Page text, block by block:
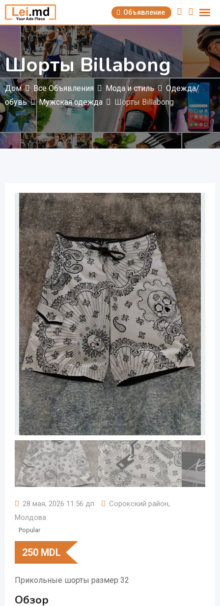
Перейти
содержимому
Объявление
Шорты Billabong
Дом Все Объявления Мода и стиль
Одежда/
обувь
Мужская одежда Шорты Billabong
28 мая, 2026 11:56 дп Сорокский район,
Молдова
Popular
250 MDL
Прикольные шорты размер 32
Обзор